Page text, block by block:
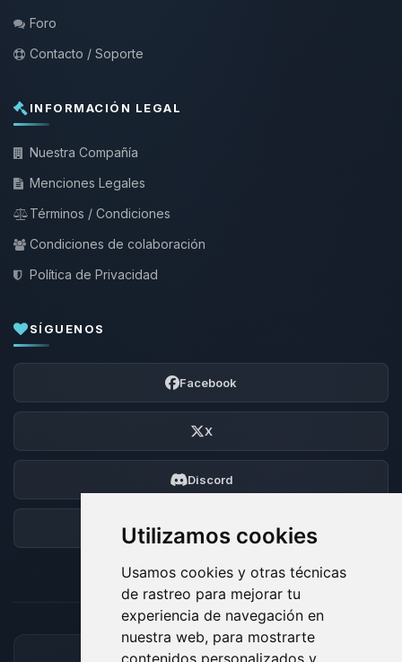
Utilizamos cookies
Usamos cookies y otras técnicas
de rastreo para mejorar tu
experiencia de navegación en
nuestra web, para mostrarte
contenidos personalizados y
Foro
Contacto / Soporte
INFORMACIÓN LEGAL
Nuestra Compañía
Menciones Legales
Términos / Condiciones
Condiciones de colaboración
Política de Privacidad
SÍGUENOS
Facebook
X
Discord
Foro